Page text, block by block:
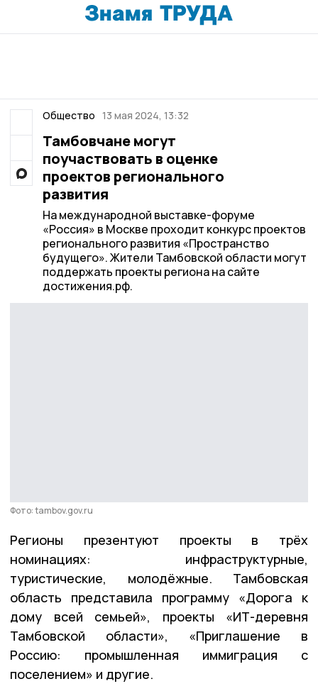
Общество 13 мая 2024, 13:32
Тамбовчане могут
поучаствовать в оценке
проектов регионального
развития
На международной выставке-форуме
«Россия» в Москве проходит конкурс проектов
регионального развития «Пространство
будущего». Жители Тамбовской области могут
поддержать проекты региона на сайте
достижения.рф.
Фото: tambov.gov.ru
Регионы презентуют проекты в трёх
номинациях: инфраструктурные,
туристические, молодёжные. Тамбовская
область представила программу «Дорога к
дому всей семьей», проекты «ИТ-деревня
Тамбовской области», «Приглашение в
Россию: промышленная иммиграция с
поселением» и другие.